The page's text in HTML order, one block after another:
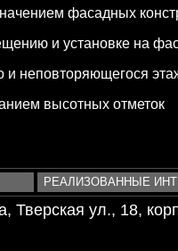
фасадных
и установке на
неповторяющегося
высотных отметок
РЕАЛИЗОВАННЫЕ
Тверская ул., 18,